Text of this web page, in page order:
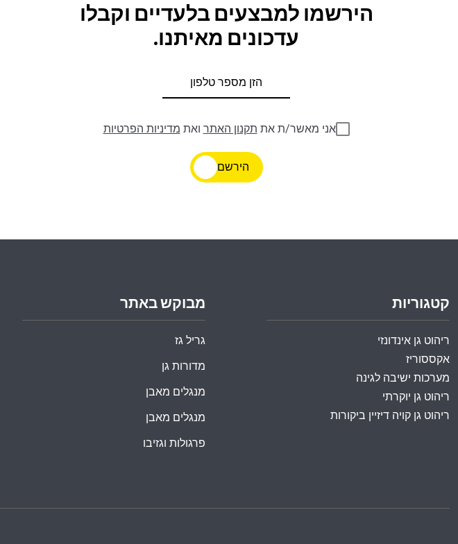
הירשמו למבצעים בלעדיים וקבלו
עדכונים מאיתנו.
אני מאשר/ת את תקנון האתר ואת מדיניות הפרטיות
הירשם
מבוקש באתר
גריל גז
מדורות גן
מנגלים מאבן
מנגלים מאבן
פרגולות וגזיבו
קטגוריות
ריהוט גן אינדונזי
אקססוריז
מערכות ישיבה לגינה
ריהוט גן יוקרתי
ריהוט גן קויה דיזיין ביקורות